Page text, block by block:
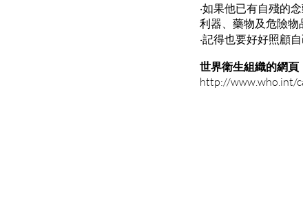
‧如果他已有自殘的
利器、藥物及危險物
‧記得也要好好照顧
世界衛生組織的網頁
http://www.who.int/